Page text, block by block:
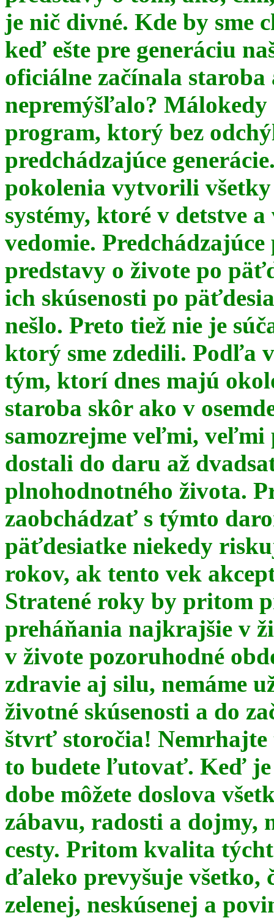
je nič divné. Kde by sme
keď ešte pre generáciu
oficiálne začínala
nepremýšľalo? Málokedy
program, ktorý bez
predchádzajúce
pokolenia vytvorili
systémy, ktoré v detstve
vedomie.
predstavy o živote po
ich skúsenosti po
nešlo. Preto tiež nie je
ktorý sme zdedili. Podľa
tým, ktorí dnes majú
staroba skôr ako v
samozrejme veľmi, veľmi
dostali do daru až
plnohodnotného života.
zaobchádzať s týmto
päťdesiatke niekedy
rokov, ak tento vek
Stratené roky by pritom
preháňania najkrajšie v
v živote pozoruhodné
zdravie aj silu, nemáme
životné skúsenosti a do
štvrť storočia!
to budete ľutovať. Keď je
dobe môžete doslova
zábavu, radosti a dojmy,
cesty. Pritom kvalita
ďaleko prevyšuje všetko,
zelenej, neskúsenej a